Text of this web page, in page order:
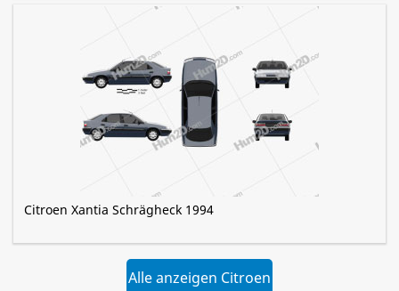
Citroen Xantia Schrägheck 1994
Alle anzeigen Citroen